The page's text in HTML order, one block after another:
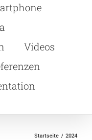
Videos
Startseite 2024